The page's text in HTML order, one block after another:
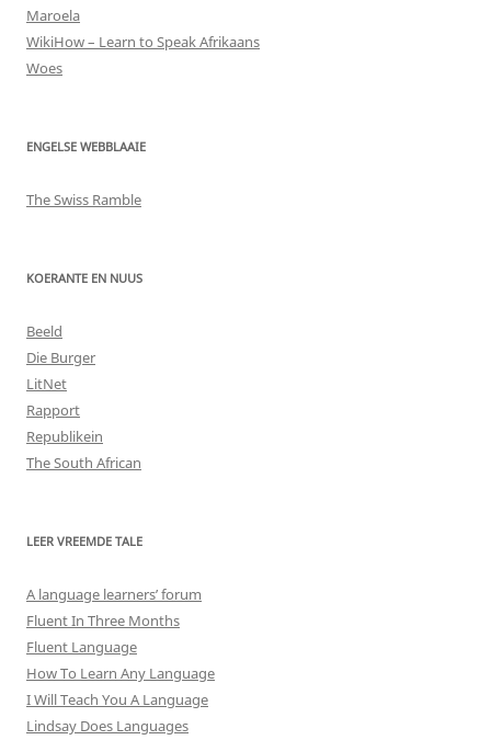
Maroela
WikiHow – Learn to Speak Afrikaans
Woes
ENGELSE WEBBLAAIE
The Swiss Ramble
KOERANTE EN NUUS
Beeld
Die Burger
LitNet
Rapport
Republikein
The South African
LEER VREEMDE TALE
A language learners’ forum
Fluent In Three Months
Fluent Language
How To Learn Any Language
I Will Teach You A Language
Lindsay Does Languages